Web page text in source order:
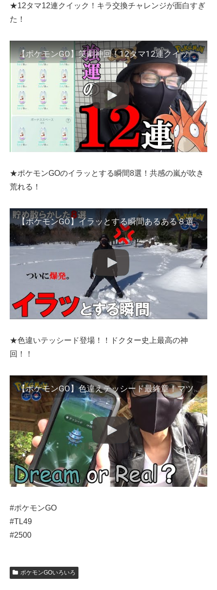
★12タマ12連クイック！キラ交換チャレンジが面白すぎ
た！
【ポケモンGO】笑劇神回！12タマ12連クイックブラインドゥ！バレンタイン中の交換で脅威的にキラ率をアップさせる方法があった！【えげつねぇ48チャレンジ】
★ポケモンGOのイラッとする瞬間8選！共感の嵐が吹き
荒れる！
【ポケモンGO】イラッとする瞬間あるある８選！激おこが止まらない！？野生もレイドもタマゴもぶった斬り！【シンオウ前夜】
★色違いテッシード登場！！ドクター史上最高の神
回！！
【ポケモンGO】色違えテッシード最終章！マツキヨのスペシャルウィークエンド！あまりにもえげつねぇ引きが発動した！【超大作】
#ポケモンGO
#TL49
#2500
ポケモンGOいろいろ